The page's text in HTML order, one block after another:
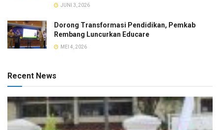
JUNI 3, 2026
Dorong Transformasi Pendidikan, Pemkab
Rembang Luncurkan Educare
MEI 4, 2026
Recent News